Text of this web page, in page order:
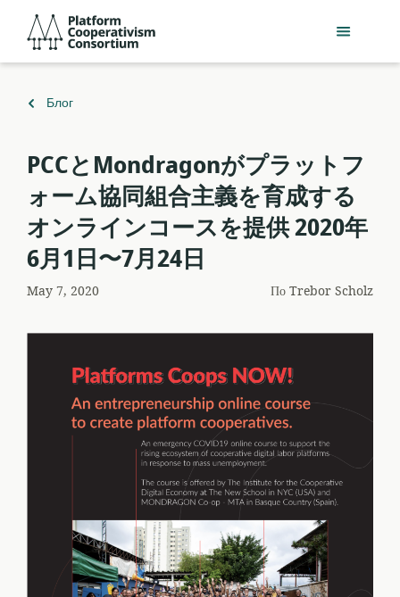
Перейти
основному
Consortium
Вернуться
Блог
PCCとMondragonがプラットフ
ォーム協同組合主義を育成する
オンラインコースを提供 2020年
6月1日〜7月24日
May 7, 2020 ПоTrebor Scholz